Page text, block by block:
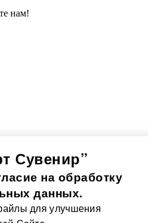
нам!
на сайте, в том
правообладателя, влечет
согласно ст. 1250-1252 ГК
147 УК РФ
Контакты
Сувенир”
на обработку
данных.
для улучшения